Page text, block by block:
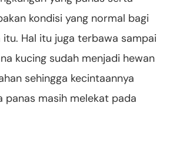
kondisi yang normal bagi
itu. Hal itu juga terbawa sampai
kucing sudah menjadi hewan
sehingga kecintaannya
panas masih melekat pada